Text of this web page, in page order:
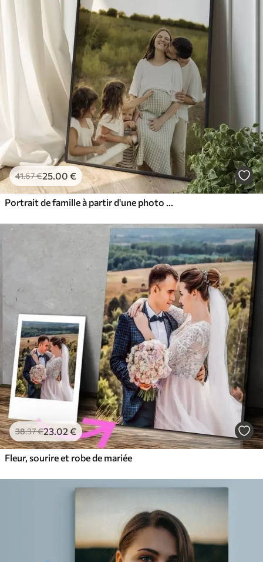
41.67€25.00 €
Portrait de famille à partir d'une photo sur commande
38.37€23.02 €
Fleur, sourire et robe de mariée